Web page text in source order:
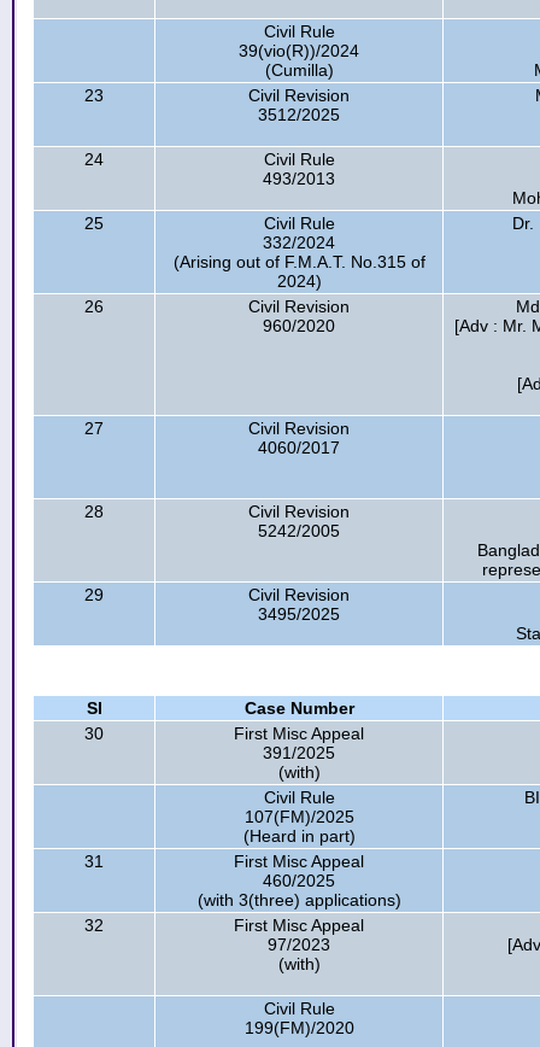
Civil Rule
39(vio(R))/2024
(Cumilla)
23
Civil Revision
3512/2025
24
Civil Rule
493/2013
25
Civil Rule
332/2024
(Arising out of F.M.A.T. No.315 of
2024)
Dr.
26
Civil Revision
960/2020
[Adv : Mr.
27
Civil Revision
4060/2017
28
Civil Revision
5242/2005
29
Civil Revision
3495/2025
Sl
Case Number
30
First Misc Appeal
391/2025
(with)
Civil Rule
107(FM)/2025
(Heard in part)
31
First Misc Appeal
460/2025
(with 3(three) applications)
32
First Misc Appeal
97/2023
(with)
Civil Rule
199(FM)/2020